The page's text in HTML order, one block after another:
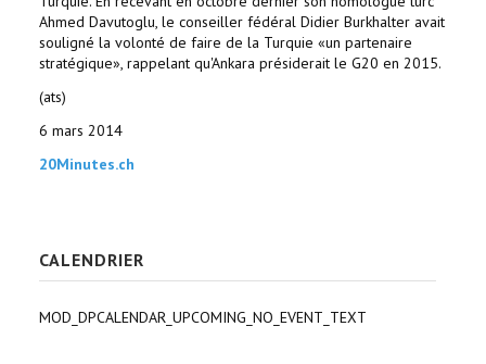
Ahmed Davutoglu, le conseiller fédéral Didier Burkhalter avait
souligné la volonté de faire de la Turquie «un partenaire
stratégique», rappelant qu'Ankara présiderait le G20 en 2015.
(ats)
6 mars 2014
20Minutes.ch
CALENDRIER
MOD_DPCALENDAR_UPCOMING_NO_EVENT_TEXT